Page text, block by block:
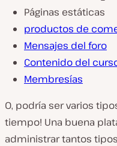
Páginas estáticas
productos de
Mensajes del foro
Contenido del
Membresías
O, podría ser varios
tiempo! Una buena
administrar tantos